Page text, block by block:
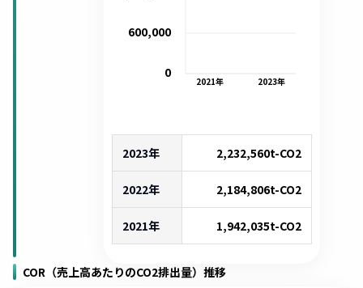
2021年 2023年
0
600,000
2023年 2,232,560t-CO2
2022年 2,184,806t-CO2
2021年 1,942,035t-CO2
COR（売上高あたりのCO2排出量）推移